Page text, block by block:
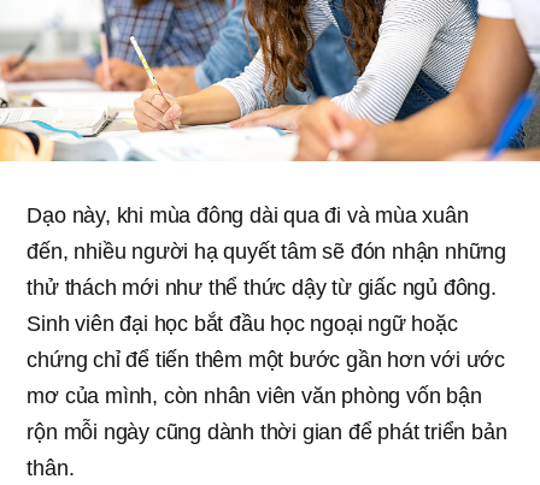
Dạo này, khi mùa đông dài qua đi và mùa xuân
đến, nhiều người hạ quyết tâm sẽ đón nhận những
thử thách mới như thể thức dậy từ giấc ngủ đông.
Sinh viên đại học bắt đầu học ngoại ngữ hoặc
chứng chỉ để tiến thêm một bước gần hơn với ước
mơ của mình, còn nhân viên văn phòng vốn bận
rộn mỗi ngày cũng dành thời gian để phát triển bản
thân.